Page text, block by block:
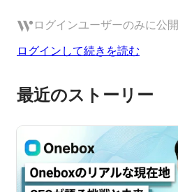
ログインユーザーのみに公開
ログインして続きを読む
最近のストーリー